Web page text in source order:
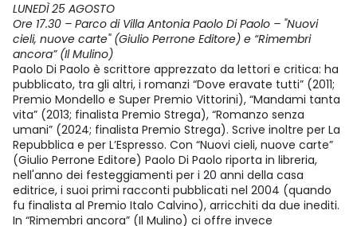
LUNEDÌ 25 AGOSTO
Ore 17.30 – Parco di Villa Antonia Paolo Di Paolo – "Nuovi
cieli, nuove carte" (Giulio Perrone Editore) e “Rimembri
ancora” (Il Mulino)
Paolo Di Paolo è scrittore apprezzato da lettori e critica: ha
pubblicato, tra gli altri, i romanzi “Dove eravate tutti” (2011;
Premio Mondello e Super Premio Vittorini), “Mandami tanta
vita” (2013; finalista Premio Strega), “Romanzo senza
umani” (2024; finalista Premio Strega). Scrive inoltre per La
Repubblica e per L’Espresso. Con “Nuovi cieli, nuove carte”
(Giulio Perrone Editore) Paolo Di Paolo riporta in libreria,
nell'anno dei festeggiamenti per i 20 anni della casa
editrice, i suoi primi racconti pubblicati nel 2004 (quando
fu finalista al Premio Italo Calvino), arricchiti da due inediti.
In “Rimembri ancora” (Il Mulino) ci offre invece